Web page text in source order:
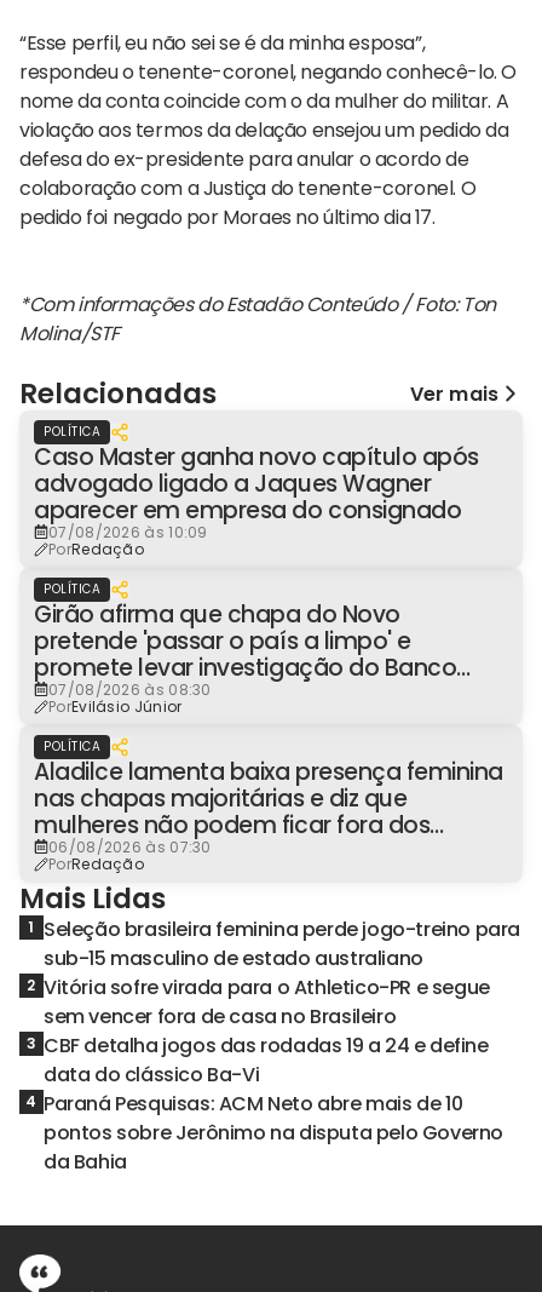
“Esse perfil, eu não sei se é da minha esposa”,
respondeu o tenente-coronel, negando conhecê-lo. O
nome da conta coincide com o da mulher do militar. A
violação aos termos da delação ensejou um pedido da
defesa do ex-presidente para anular o acordo de
colaboração com a Justiça do tenente-coronel. O
pedido foi negado por Moraes no último dia 17.
*Com informações do Estadão Conteúdo / Foto: Ton
Molina/STF
Relacionadas Ver mais
POLÍTICA
Caso Master ganha novo capítulo após
advogado ligado a Jaques Wagner
aparecer em empresa do consignado
07/08/2026 às 10:09
PorRedação
POLÍTICA
Girão afirma que chapa do Novo
pretende 'passar o país a limpo' e
promete levar investigação do Banco
Master à Presidência
07/08/2026 às 08:30
PorEvilásio Júnior
POLÍTICA
Aladilce lamenta baixa presença feminina
nas chapas majoritárias e diz que
mulheres não podem ficar fora dos
espaços de poder
06/08/2026 às 07:30
PorRedação
Mais Lidas
1 Seleção brasileira feminina perde jogo-treino para
sub-15 masculino de estado australiano
2 Vitória sofre virada para o Athletico-PR e segue
sem vencer fora de casa no Brasileiro
3 CBF detalha jogos das rodadas 19 a 24 e define
data do clássico Ba-Vi
4 Paraná Pesquisas: ACM Neto abre mais de 10
pontos sobre Jerônimo na disputa pelo Governo
da Bahia